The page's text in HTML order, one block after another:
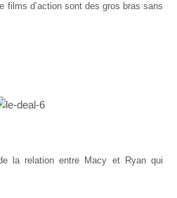
films d’action sont des gros bras sans
la relation entre Macy et Ryan qui